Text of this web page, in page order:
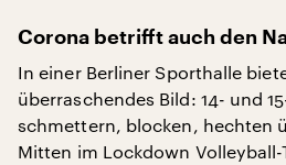
Corona betrifft auch den
In einer Berliner Sporthalle
überraschendes Bild: 14- und
schmettern, blocken, hechten
Mitten im Lockdown Volleyball-